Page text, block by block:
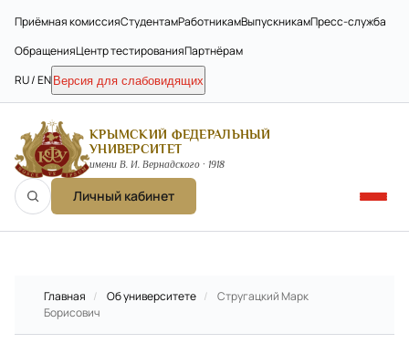
Приёмная комиссияСтудентамРаботникамВыпускникамПресс-служба
ОбращенияЦентр тестированияПартнёрам
RU / EN Версия для слабовидящих
КРЫМСКИЙ ФЕДЕРАЛЬНЫЙ
УНИВЕРСИТЕТ
имени В. И. Вернадского · 1918
Личный кабинет
Главная / Об университете /
Стругацкий Марк
Борисович